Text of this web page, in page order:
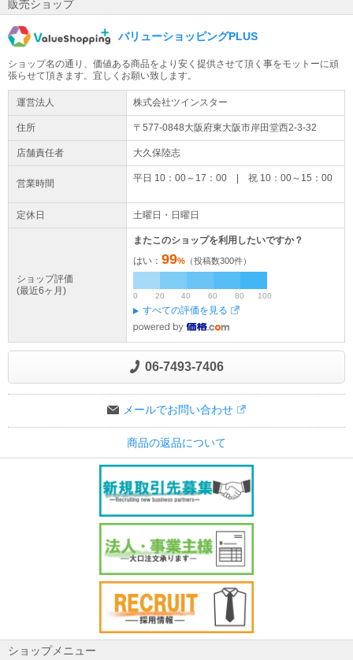
販売ショップ
バリューショッピングPLUS
ショップ名の通り、価値ある商品をより安く提供させて頂く事をモットーに頑
張らせて頂きます。宜しくお願い致します。
運営法人 株式会社ツインスター
住所 〒577-0848大阪府東大阪市岸田堂西2-3-32
店舗責任者 大久保陸志
営業時間 平日 10：00～17：00 | 祝 10：00～15：00
定休日 土曜日・日曜日
ショップ評価
(最近6ヶ月)
またこのショップを利用したいですか？
はい： 99% （投稿数300件）
0 20 40 60 80 100
すべての評価を見る
06-7493-7406
メールでお問い合わせ
商品の返品について
ショップメニュー